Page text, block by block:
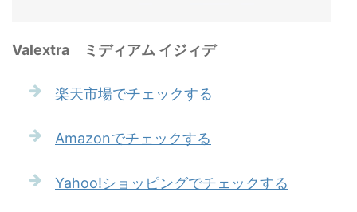
Valextra ミディアム イジィデ
楽天市場でチェックする
Amazonでチェックする
Yahoo!ショッピングでチェックする